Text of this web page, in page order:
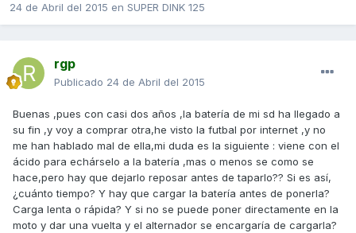
24 de Abril del 2015 en SUPER DINK 125
rgp
Publicado 24 de Abril del 2015
Buenas ,pues con casi dos años ,la batería de mi sd ha llegado a
su fin ,y voy a comprar otra,he visto la futbal por internet ,y no
me han hablado mal de ella,mi duda es la siguiente : viene con el
ácido para echárselo a la batería ,mas o menos se como se
hace,pero hay que dejarlo reposar antes de taparlo?? Si es así,
¿cuánto tiempo? Y hay que cargar la batería antes de ponerla?
Carga lenta o rápida? Y si no se puede poner directamente en la
moto y dar una vuelta y el alternador se encargaría de cargarla?